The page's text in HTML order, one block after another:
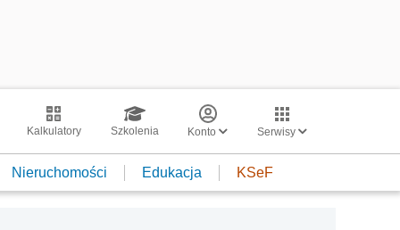
Kalkulatory Szkolenia Konto Serwisy
Nieruchomości Edukacja KSeF